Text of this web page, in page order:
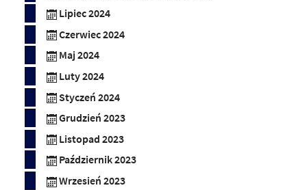
Lipiec 2024
Czerwiec 2024
Maj 2024
Luty 2024
Styczeń 2024
Grudzień 2023
Listopad 2023
Październik 2023
Wrzesień 2023